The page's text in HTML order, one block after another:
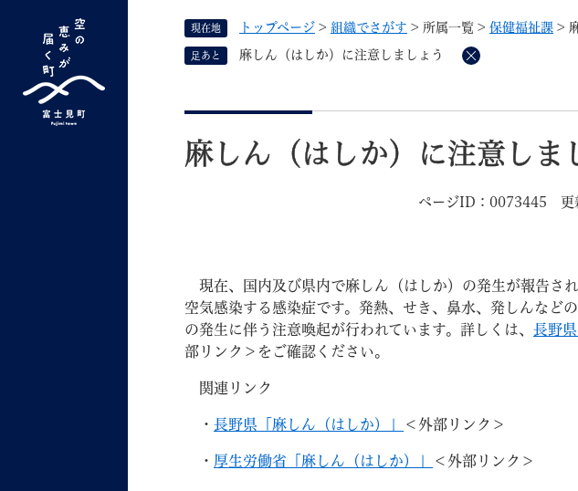
キーワード検索
o
g
タ
ム
検
す
よく検索されるキーワード ： 新型コロナ ふるさと納税 特別定額給付金
くらしの情報 しごと・町づくり
現在地 トップページ > 組織でさがす > 所属一覧 > 保健福祉課 >
足あと 麻しん（はしか）に注意しましょう
削
文
麻しん（はしか）に注意しま
ページID：0073445
現在、国内及び県内で麻しん（はしか）の発生が報告さ
空気感染する感染症です。発熱、せき、鼻水、発しんなど
の発生に伴う注意喚起が行われています。詳しくは、 長野
部リンク＞ をご確認ください。
関連リンク
・ 長野県「麻しん（はしか）」 ＜外部リンク＞
・ 厚生労働省「麻しん（はしか）」 ＜外部リンク＞